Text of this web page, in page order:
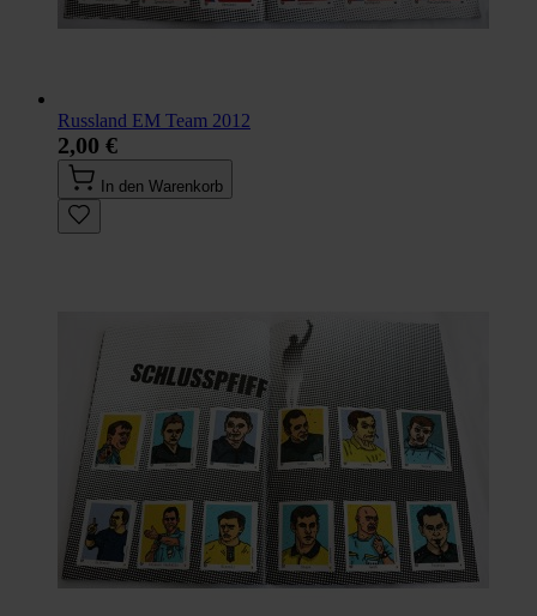
Russland EM Team 2012
2,00 €
In den Warenkorb